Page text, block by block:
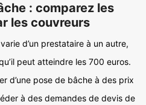
: comparez les
les couvreurs
d’un prestataire à un autre,
peut atteindre les 700 euros.
d’une pose de bâche à des prix
à des demandes de devis de